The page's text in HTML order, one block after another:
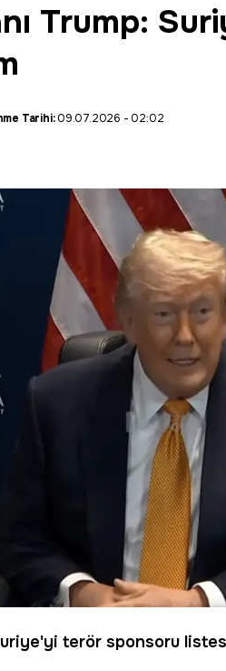
Trump:
Tarihi:09.07.2026 - 02:02
terör sponsoru